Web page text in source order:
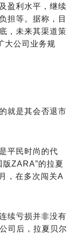
盈利水平，继续
担等。据称，目
，未来其渠道策
大公司业务规
就是其会否退市
平民时尚的代
ZARA”的拉夏
，在多次闯关A
续亏损并非没有
司后，拉夏贝尔